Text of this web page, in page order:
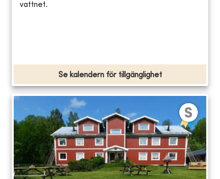
vattnet.
Se kalendern för tillgänglighet